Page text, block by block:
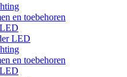
en toebehoren
LED
en toebehoren